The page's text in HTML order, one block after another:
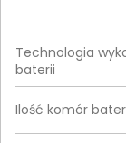
Technologia
baterii
Ilość komór